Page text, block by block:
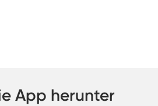
App herunter